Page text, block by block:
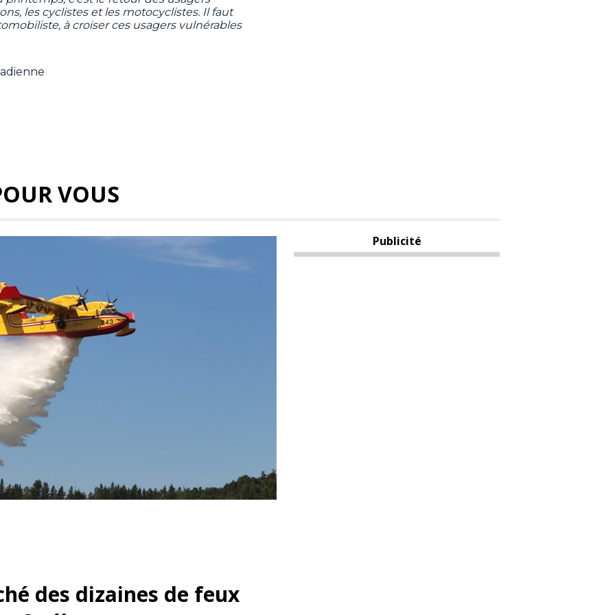
les cyclistes et les motocyclistes. Il faut
à croiser ces usagers vulnérables
VOUS
des dizaines de feux
Publicité